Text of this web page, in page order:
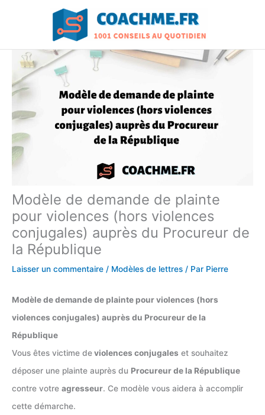
Modèle de demande de plainte
pour violences (hors violences
conjugales) auprès du Procureur de
la République
Laisser un commentaire / Modèles de lettres / Par Pierre
Modèle de demande de plainte pour violences (hors
violences conjugales) auprès du Procureur de la
République
Vous êtes victime deviolences conjugales et souhaitez
déposer une plainte auprès du Procureur de la République
contre votre agresseur. Ce modèle vous aidera à accomplir
cette démarche.